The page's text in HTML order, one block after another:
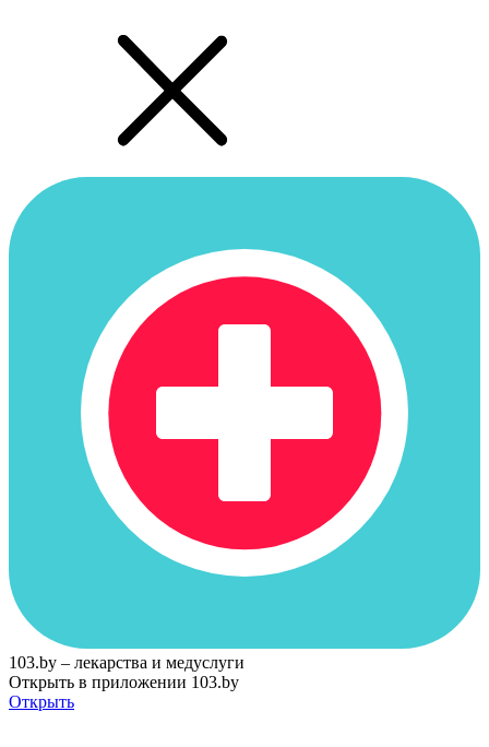
103.by – лекарства и медуслуги
Открыть в приложении 103.by
Открыть